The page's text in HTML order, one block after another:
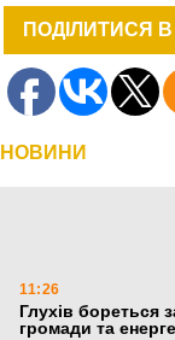
ПОДІЛИТИСЯ
НОВИНИ
11:26
Глухів бореться
громади та